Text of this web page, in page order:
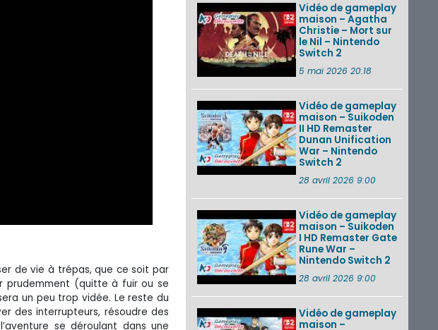
de vie à trépas, que ce soit par
prudemment (quitte à fuir ou se
un peu trop vidée. Le reste du
des interrupteurs, résoudre des
se déroulant dans une
Vidéo de gameplay
maison – Agatha
Christie – Mort sur
le Nil – Nintendo
Switch 2
5 mai 2026 20:18
Vidéo de gameplay
maison – Suikoden
II HD Remaster
Dunan Unification
War – Nintendo
Switch 2
28 avril 2026 9:00
Vidéo de gameplay
maison – Suikoden
I HD Remaster Gate
Rune War –
Nintendo Switch 2
28 avril 2026 9:00
Vidéo de gameplay
maison –